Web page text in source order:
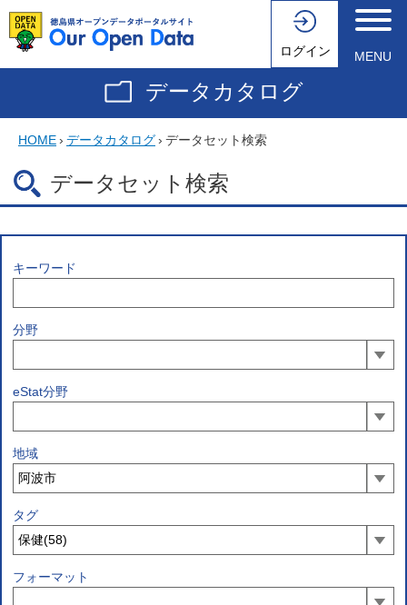
ログイン MENU
データカタログ
HOME› データカタログ› データセット検索
データセット検索
キーワード
分野
eStat分野
地域
タグ
フォーマット